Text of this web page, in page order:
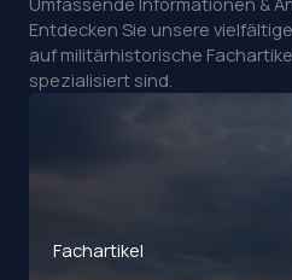
Entdecken Sie unsere
auf militärhistorische
spezialisiert sind.
Fachartikel